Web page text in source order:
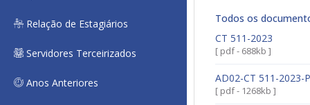
Relação de Estagiários
Servidores Terceirizados
Anos Anteriores
Todos os
CT 511-2023
[ pdf - 688kb ]
AD02-CT 511-2023-
[ pdf - 1268kb ]